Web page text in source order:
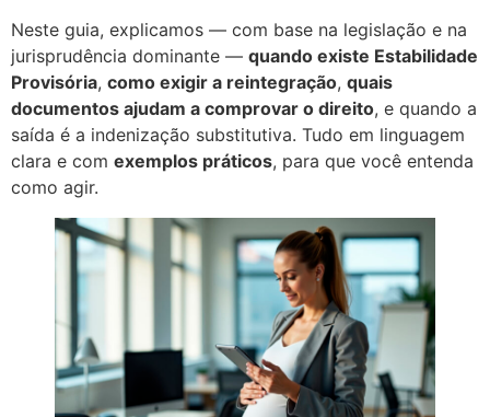
Neste guia, explicamos — com base na legislação e na
jurisprudência dominante — quando existe Estabilidade
Provisória, como exigir a reintegração, quais
documentos ajudam a comprovar o direito, e quando a
saída é a indenização substitutiva. Tudo em linguagem
clara e com exemplos práticos, para que você entenda
como agir.